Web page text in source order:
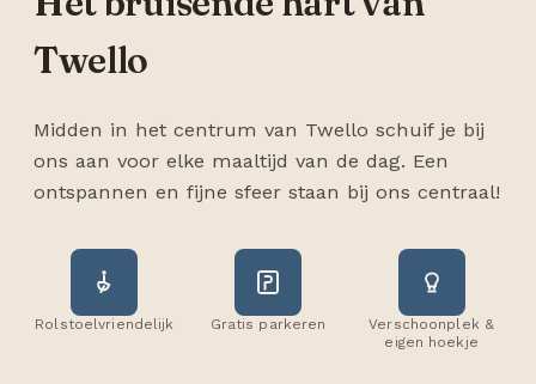
Twello
Midden in het centrum van Twello schuif je bij
ons aan voor elke maaltijd van de dag. Een
ontspannen en fijne sfeer staan bij ons centraal!
Rolstoelvriendelijk Gratis parkeren
Verschoonplek &
eigen hoekje